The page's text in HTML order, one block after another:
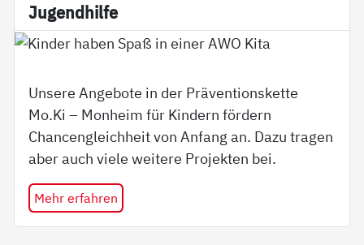
Ju­gend­hil­fe
Unsere Angebote in der Präventionskette
Mo.Ki – Monheim für Kindern fördern
Chancengleichheit von Anfang an. Dazu tragen
aber auch viele weitere Projekten bei.
Mehr erfahren